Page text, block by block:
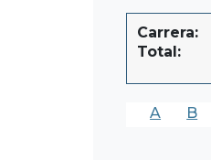
Carrera:
Total:
A B